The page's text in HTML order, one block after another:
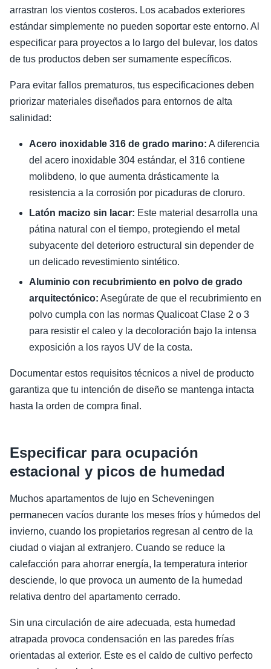
arrastran los vientos costeros. Los acabados exteriores
estándar simplemente no pueden soportar este entorno. Al
especificar para proyectos a lo largo del bulevar, los datos
de tus productos deben ser sumamente específicos.
Para evitar fallos prematuros, tus especificaciones deben
priorizar materiales diseñados para entornos de alta
salinidad:
Acero inoxidable 316 de grado marino: A diferencia
del acero inoxidable 304 estándar, el 316 contiene
molibdeno, lo que aumenta drásticamente la
resistencia a la corrosión por picaduras de cloruro.
Latón macizo sin lacar: Este material desarrolla una
pátina natural con el tiempo, protegiendo el metal
subyacente del deterioro estructural sin depender de
un delicado revestimiento sintético.
Aluminio con recubrimiento en polvo de grado
arquitectónico: Asegúrate de que el recubrimiento en
polvo cumpla con las normas Qualicoat Clase 2 o 3
para resistir el caleo y la decoloración bajo la intensa
exposición a los rayos UV de la costa.
Documentar estos requisitos técnicos a nivel de producto
garantiza que tu intención de diseño se mantenga intacta
hasta la orden de compra final.
Especificar para ocupación
estacional y picos de humedad
Muchos apartamentos de lujo en Scheveningen
permanecen vacíos durante los meses fríos y húmedos del
invierno, cuando los propietarios regresan al centro de la
ciudad o viajan al extranjero. Cuando se reduce la
calefacción para ahorrar energía, la temperatura interior
desciende, lo que provoca un aumento de la humedad
relativa dentro del apartamento cerrado.
Sin una circulación de aire adecuada, esta humedad
atrapada provoca condensación en las paredes frías
orientadas al exterior. Este es el caldo de cultivo perfecto